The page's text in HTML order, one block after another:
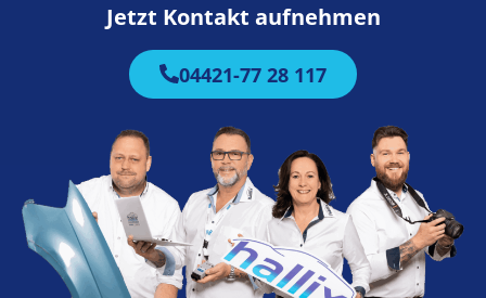
Jetzt Kontakt aufnehmen
04421-77 28 117